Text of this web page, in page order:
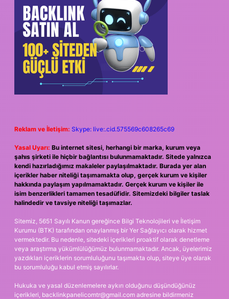
Reklam ve İletişim: Skype: live:.cid.575569c608265c69
Yasal Uyarı: Bu internet sitesi, herhangi bir marka, kurum veya
şahıs şirketi ile hiçbir bağlantısı bulunmamaktadır. Sitede yalnızca
kendi hazırladığımız makaleler paylaşılmaktadır. Burada yer alan
içerikler haber niteliği taşımamakta olup, gerçek kurum ve kişiler
hakkında paylaşım yapılmamaktadır. Gerçek kurum ve kişiler ile
isim benzerlikleri tamamen tesadüfidir. Sitemizdeki bilgiler taslak
halindedir ve tavsiye niteliği taşımazlar.
Sitemiz, 5651 Sayılı Kanun gereğince Bilgi Teknolojileri ve İletişim
Kurumu (BTK) tarafından onaylanmış bir Yer Sağlayıcı olarak hizmet
vermektedir. Bu nedenle, sitedeki içerikleri proaktif olarak denetleme
veya araştırma yükümlülüğümüz bulunmamaktadır. Ancak, üyelerimiz
yazdıkları içeriklerin sorumluluğunu taşımakta olup, siteye üye olarak
bu sorumluluğu kabul etmiş sayılırlar.
Hukuka ve yasal düzenlemelere aykırı olduğunu düşündüğünüz
içerikleri, backlinkpanelicomtr@gmail.com adresine bildirmeniz